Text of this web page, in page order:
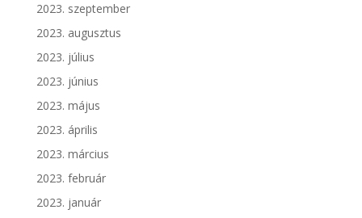
2023. szeptember
2023. augusztus
2023. július
2023. június
2023. május
2023. április
2023. március
2023. február
2023. január